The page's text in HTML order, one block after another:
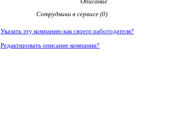
Сотрудники в сервисе (0)
Указать эту компанию как своего работодателя?
Редактировать описание компании?